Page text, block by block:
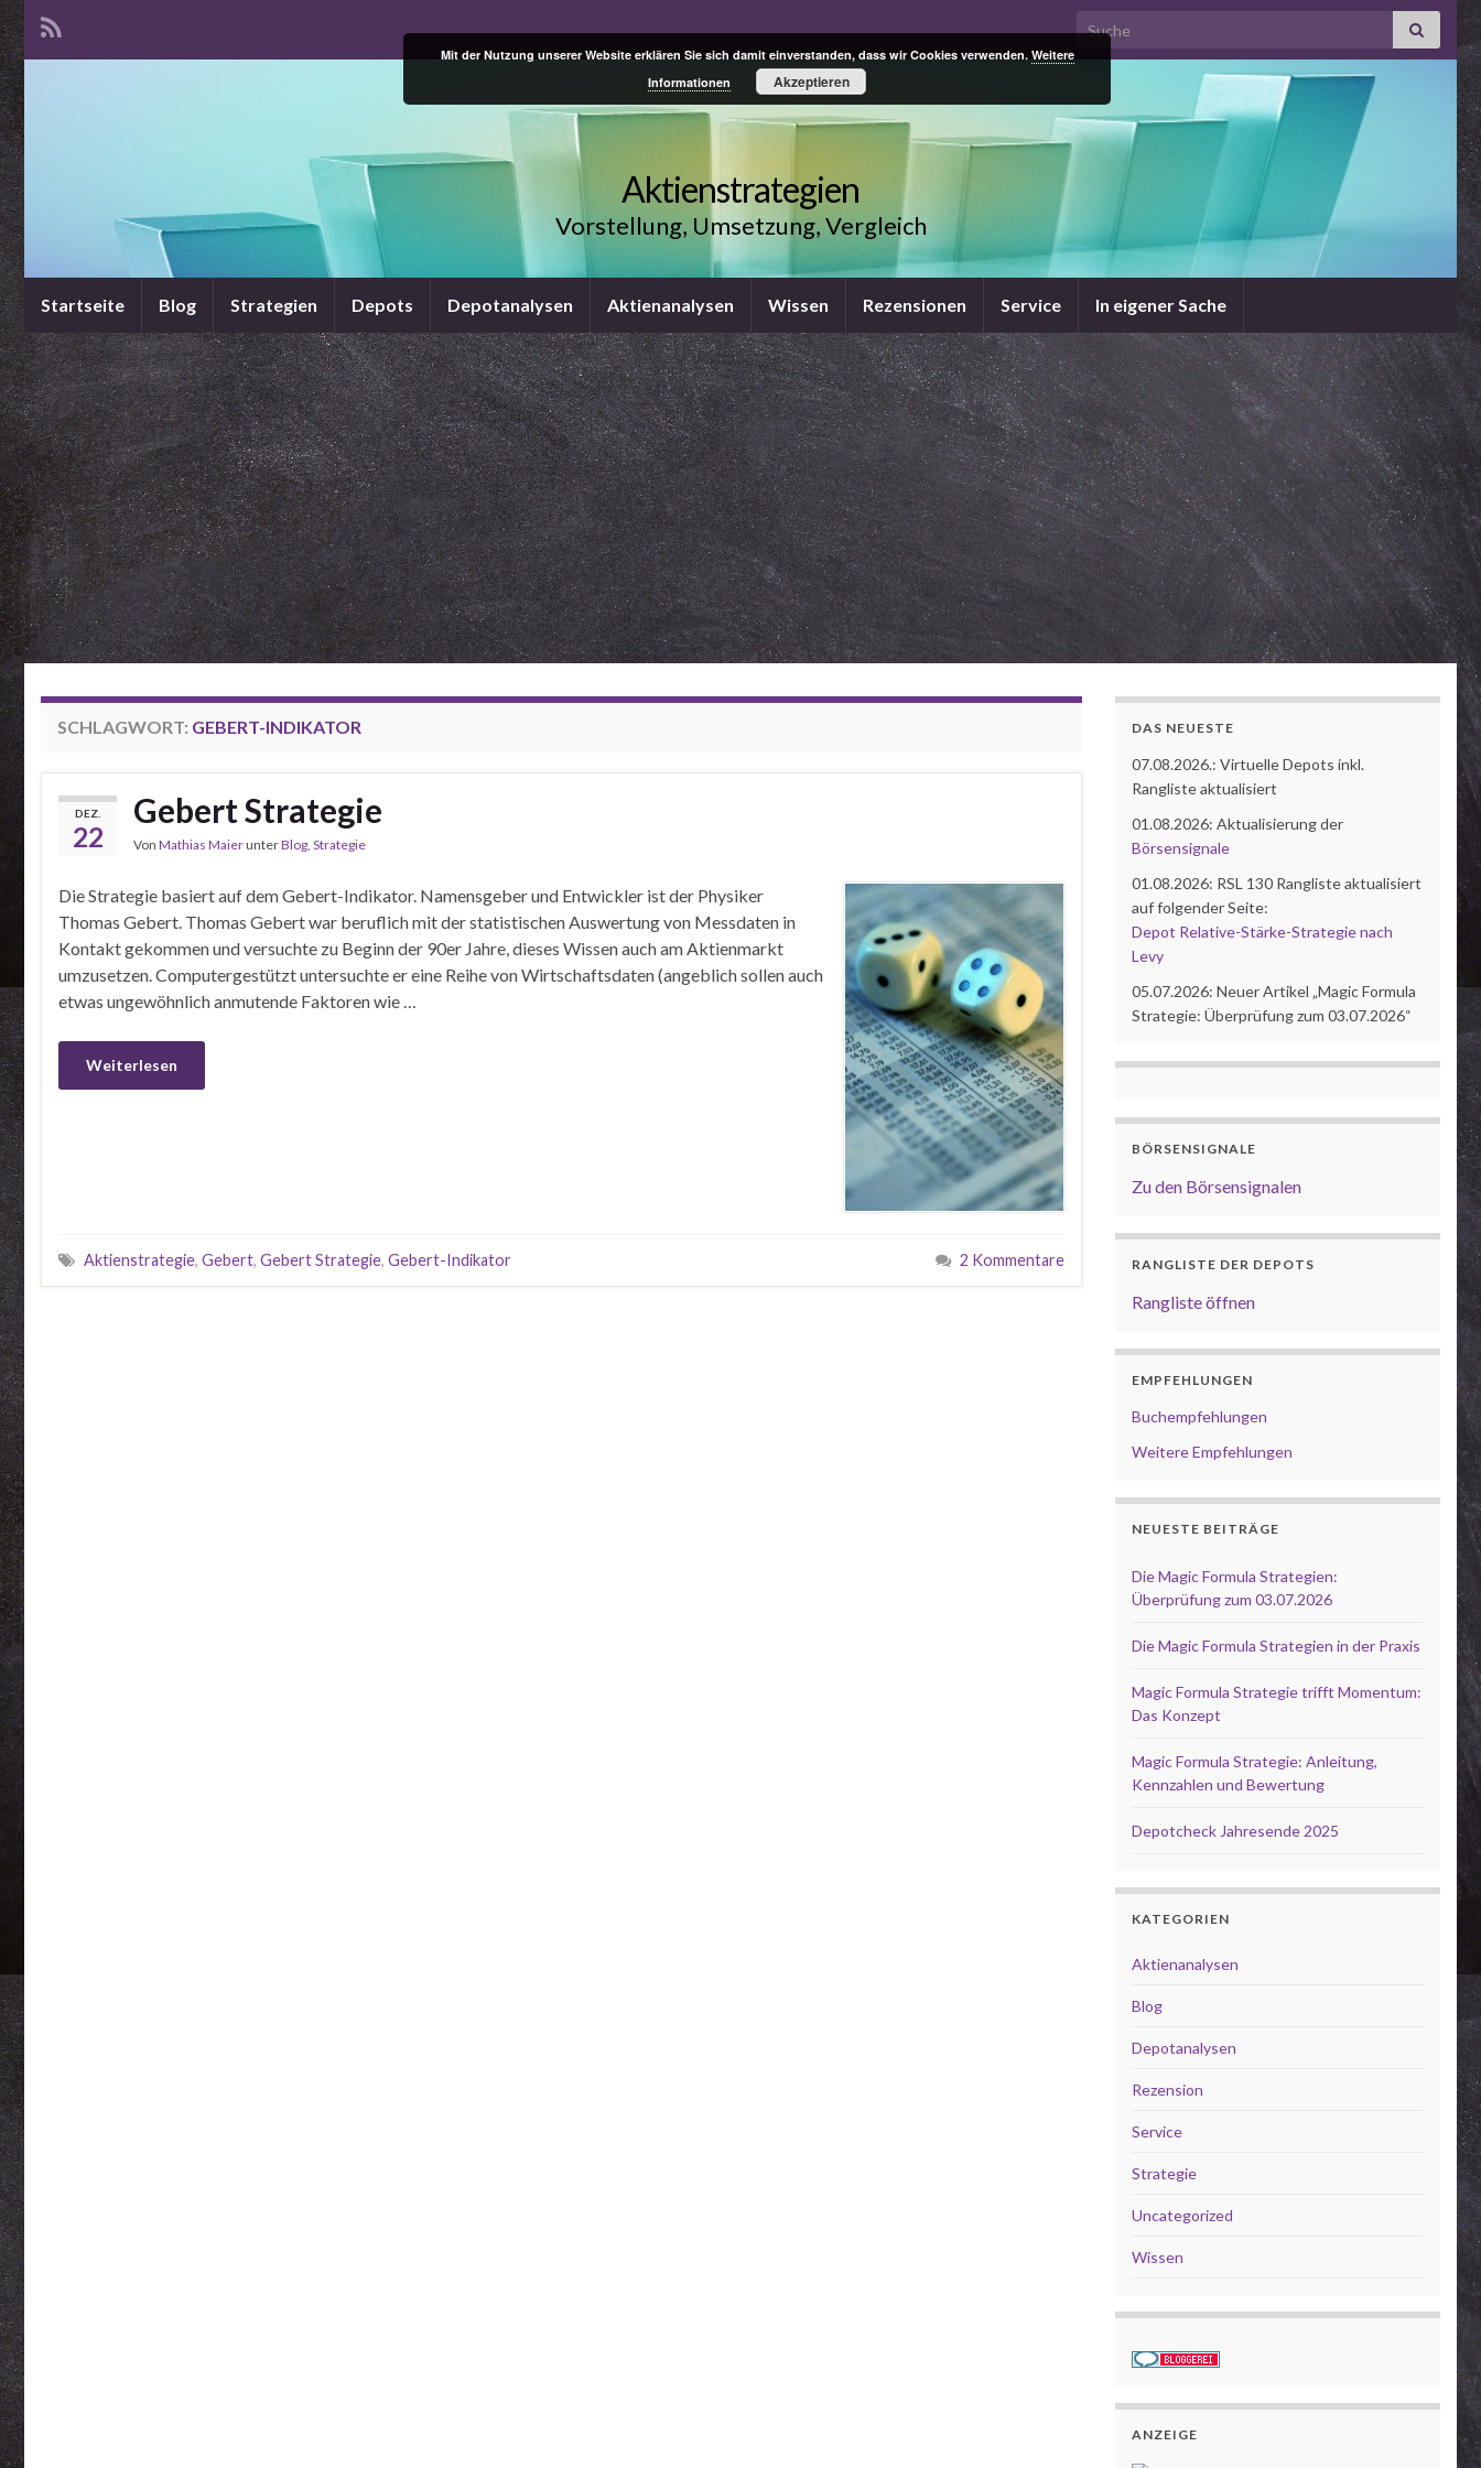
Search for:
Aktienstrategien
Vorstellung, Umsetzung, Vergleich
Startseite Blog Strategien Depots Depotanalysen Aktienanalysen Wissen Rezensionen Service In eigener Sache
SCHLAGWORT: GEBERT-INDIKATOR
DEZ.
22
Gebert Strategie
Von Mathias MaierunterBlog, Strategie
Die Strategie basiert auf dem Gebert-Indikator. Namensgeber und Entwickler ist der Physiker
Thomas Gebert. Thomas Gebert war beruflich mit der statistischen Auswertung von Messdaten in
Kontakt gekommen und versuchte zu Beginn der 90er Jahre, dieses Wissen auch am Aktienmarkt
umzusetzen. Computergestützt untersuchte er eine Reihe von Wirtschaftsdaten (angeblich sollen auch
etwas ungewöhnlich anmutende Faktoren wie …
Weiterlesen
Aktienstrategie, Gebert, Gebert Strategie, Gebert-Indikator 2 Kommentare
DAS NEUESTE
07.08.2026.: Virtuelle Depots inkl.
Rangliste aktualisiert
01.08.2026: Aktualisierung der
Börsensignale
01.08.2026: RSL 130 Rangliste aktualisiert
auf folgender Seite:
Depot Relative-Stärke-Strategie nach
Levy
05.07.2026: Neuer Artikel „Magic Formula
Strategie: Überprüfung zum 03.07.2026“
BÖRSENSIGNALE
Zu den Börsensignalen
RANGLISTE DER DEPOTS
Rangliste öffnen
EMPFEHLUNGEN
Buchempfehlungen
Weitere Empfehlungen
NEUESTE BEITRÄGE
Die Magic Formula Strategien:
Überprüfung zum 03.07.2026
Die Magic Formula Strategien in der Praxis
Magic Formula Strategie trifft Momentum:
Das Konzept
Magic Formula Strategie: Anleitung,
Kennzahlen und Bewertung
Depotcheck Jahresende 2025
KATEGORIEN
Aktienanalysen
Blog
Depotanalysen
Rezension
Service
Strategie
Uncategorized
Wissen
ANZEIGE
Mit der Nutzung unserer Website erklären Sie sich damit einverstanden, dass wir Cookies verwenden. Weitere
Informationen
Akzeptieren